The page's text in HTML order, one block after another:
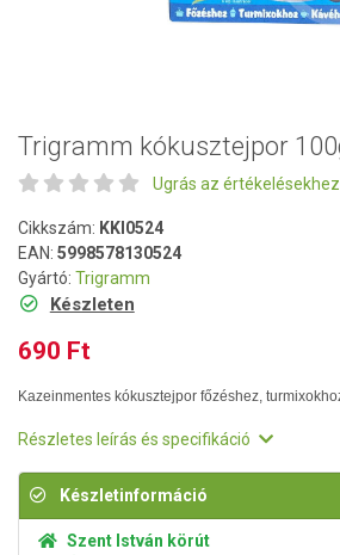
Trigramm kókusztejpor
Ugrás az értékelésekhez
Cikkszám: KKI0524
EAN: 5998578130524
Gyártó: Trigramm
Készleten
690 Ft
Kazeinmentes kókusztejpor főzéshez,
Részletes leírás és specifikáció
Készletinformáció
Szent István körút